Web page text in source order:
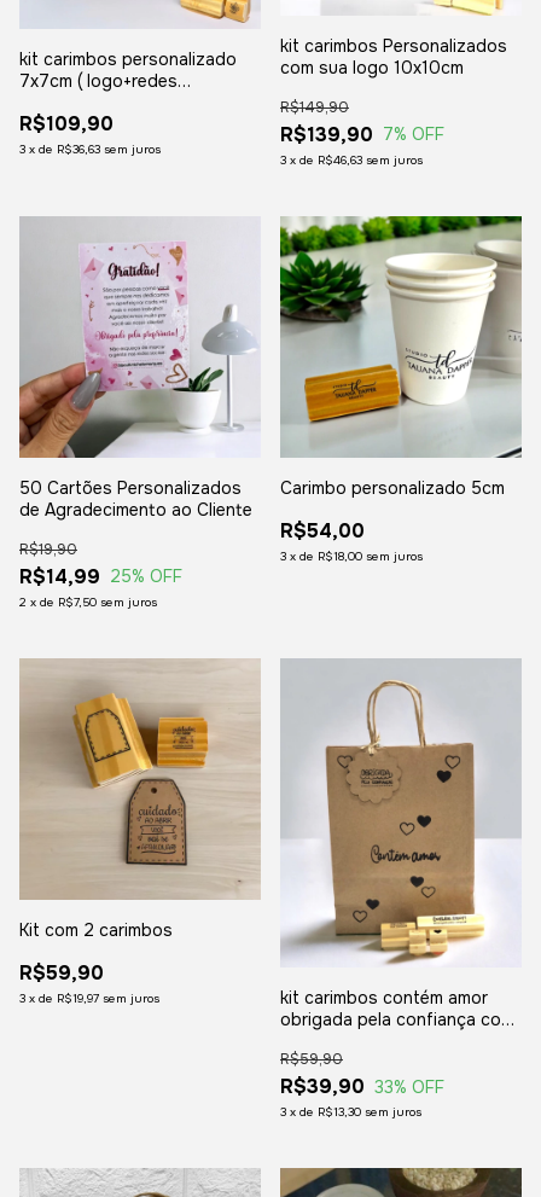
kit carimbos personalizado
7x7cm ( logo+redes
decorar)
R$109,90
3 x de R$36,63 sem juros
kit carimbos Personalizados
com sua logo 10x10cm
R$139,90
R$149,90
7% OFF
3 x de R$46,63 sem juros
50 Cartões Personalizados
de Agradecimento ao Cliente
R$14,99
R$19,90
25% OFF
2 x de R$7,50 sem juros
Carimbo personalizado 5cm
R$54,00
3 x de R$18,00 sem juros
Kit com 2 carimbos
R$59,90
3 x de R$19,97 sem juros
kit carimbos contém amor
obrigada pela confiança com
R$39,90
R$59,90
33% OFF
3 x de R$13,30 sem juros